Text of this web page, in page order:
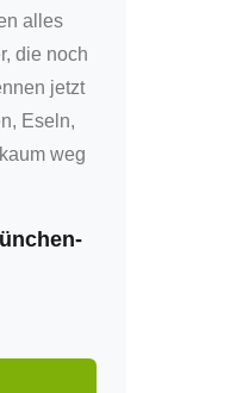
alles
die noch
jetzt
Eseln,
weg